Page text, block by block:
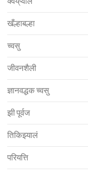
खँल्हाबल्हा
च्वसु
जीवनशैली
ज्ञानवद्धक च्वसु
झी पूर्वज
तिकिझ्यालं
परियत्ति